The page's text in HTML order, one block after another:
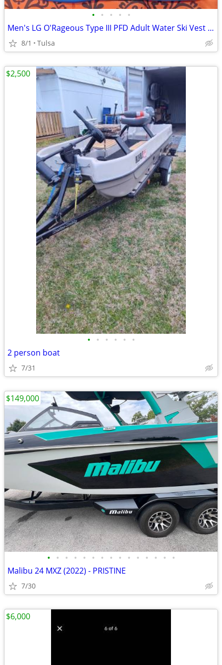
• • • • •
Men's LG O'Rageous Type III PFD Adult Water Ski Vest Wakeboard VM-001
8/1 Tulsa
• • • • • •
2 person boat
7/31
$2,500
• • • • • • • • • • • • • • •
Malibu 24 MXZ (2022) - PRISTINE
7/30
$149,000
$6,000